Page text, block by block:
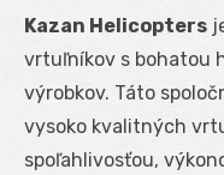
Kazan Helicopters
vrtuľníkov s bohatou
výrobkov. Táto
vysoko kvalitných
spoľahlivosťou,